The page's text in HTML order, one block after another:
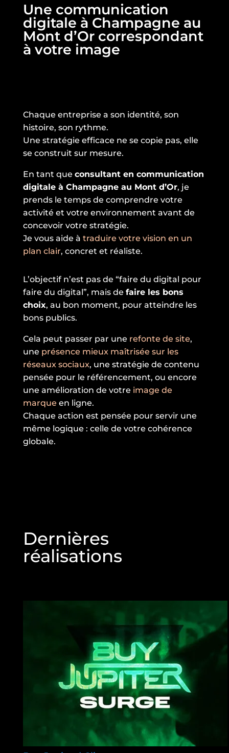
Une communication
digitale à Champagne au
Mont d’Or correspondant
à votre image
Chaque entreprise a son identité, son
histoire, son rythme.
Une stratégie efficace ne se copie pas, elle
se construit sur mesure.
En tant que consultant en communication
digitale à Champagne au Mont d’Or, je
prends le temps de comprendre votre
activité et votre environnement avant de
concevoir votre stratégie.
Je vous aide à traduire votre vision en un
plan clair, concret et réaliste.
L’objectif n’est pas de “faire du digital pour
faire du digital”, mais de faire les bons
choix, au bon moment, pour atteindre les
bons publics.
Cela peut passer par une refonte de site,
une présence mieux maîtrisée sur les
réseaux sociaux, une stratégie de contenu
pensée pour le référencement, ou encore
une amélioration de votre image de
marque en ligne.
Chaque action est pensée pour servir une
même logique : celle de votre cohérence
globale.
Dernières
réalisations